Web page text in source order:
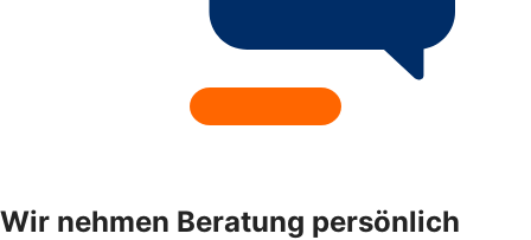
Wir nehmen Beratung persönlich